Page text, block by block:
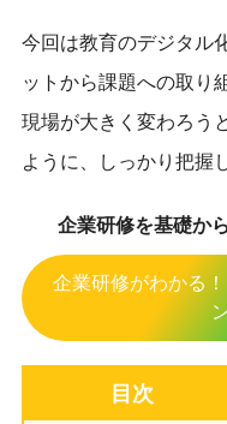
今回は教育のデジタル
ットから課題への取り
現場が大きく変わろう
ように、しっかり把握
企業研修を基礎か
企業研修がわかる
目次